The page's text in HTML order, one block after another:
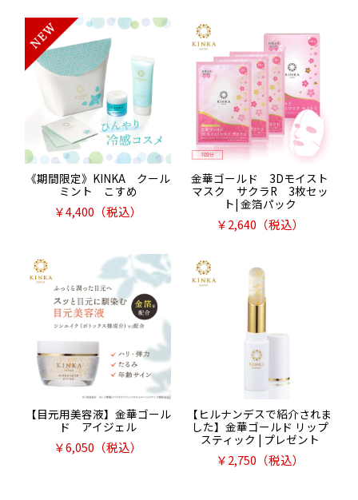
《期間限定》KINKA クール
ミント こすめ
￥4,400 （税込）
金華ゴールド 3Dモイスト
マスク サクラR 3枚セッ
ト| 金箔パック
￥2,640 （税込）
【目元用美容液】金華ゴール
ド アイジェル
￥6,050 （税込）
【ヒルナンデスで紹介されま
した】金華ゴールド リップ
スティック | プレゼント
￥2,750 （税込）